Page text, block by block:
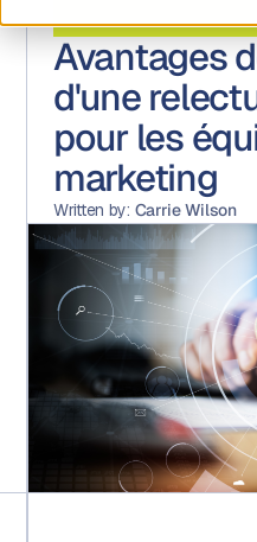
Avantages
d'une
pour les
marketing
Written by: Carrie Wilson